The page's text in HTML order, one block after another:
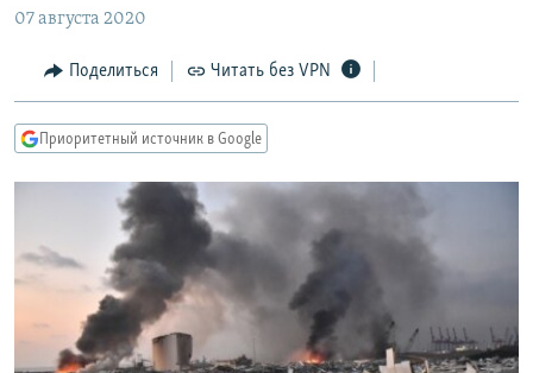
навигации
Вернутся
КУЛЬТУРА
IDEL.РЕАЛИИ
КАВКАЗ.РЕАЛИИ
СИБИРЬ.РЕАЛИИ
РАСПИСАНИЕ ВЕЩАНИЯ
ПОДПИШИТЕСЬ НА РАССЫЛКУ
СОЦИАЛЬНЫЕ СЕТИ
07 августа 2020
Поделиться Читать без VPN
Приоритетный источник в Google